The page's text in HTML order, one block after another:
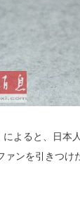
よると、日本
ンを引きつけ